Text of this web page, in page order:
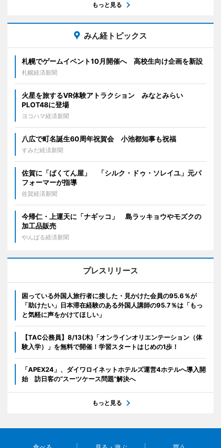
もっと見る
みん経トピックス
札幌でゲームイベント10月開催へ 高校生向け企画を新設
札幌経済新聞
火星を旅するVR体験アトラクション みなとみらい
PLOT48に登場
ヨコハマ経済新聞
八広で町名誕生60周年祝賀会 小池都知事も祝福
すみだ経済新聞
佐賀に「ばくてん屋」 「シルク・ドゥ・ソレイユ」元パ
フォーマーが指導
佐賀経済新聞
今帰仁・上運天に「ナギッコ」 島ラッキョウやモズクの
加工品販売
やんばる経済新聞
プレスリリース
困っている外国人旅行者に接した・見かけた会員の95.6％が
「助けたい」日本滞在経験のある外国人講師の95.7％は「もっ
と気軽に声をかけてほしい」
【TAC公務員】8/13(木)「オンラインオリエンテーション（体
験入学）」を無料で開催！学習スタートはじめの1歩！
「APEX24」、ダイワロイネットホテルズ運営4ホテルへ導入開
始 訪日客の“スーツケース問題”解決へ
もっと見る